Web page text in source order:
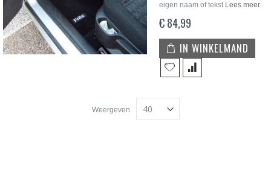
eigen naam of tekst Lees meer
€ 84,99
IN WINKELMAND
Weergeven